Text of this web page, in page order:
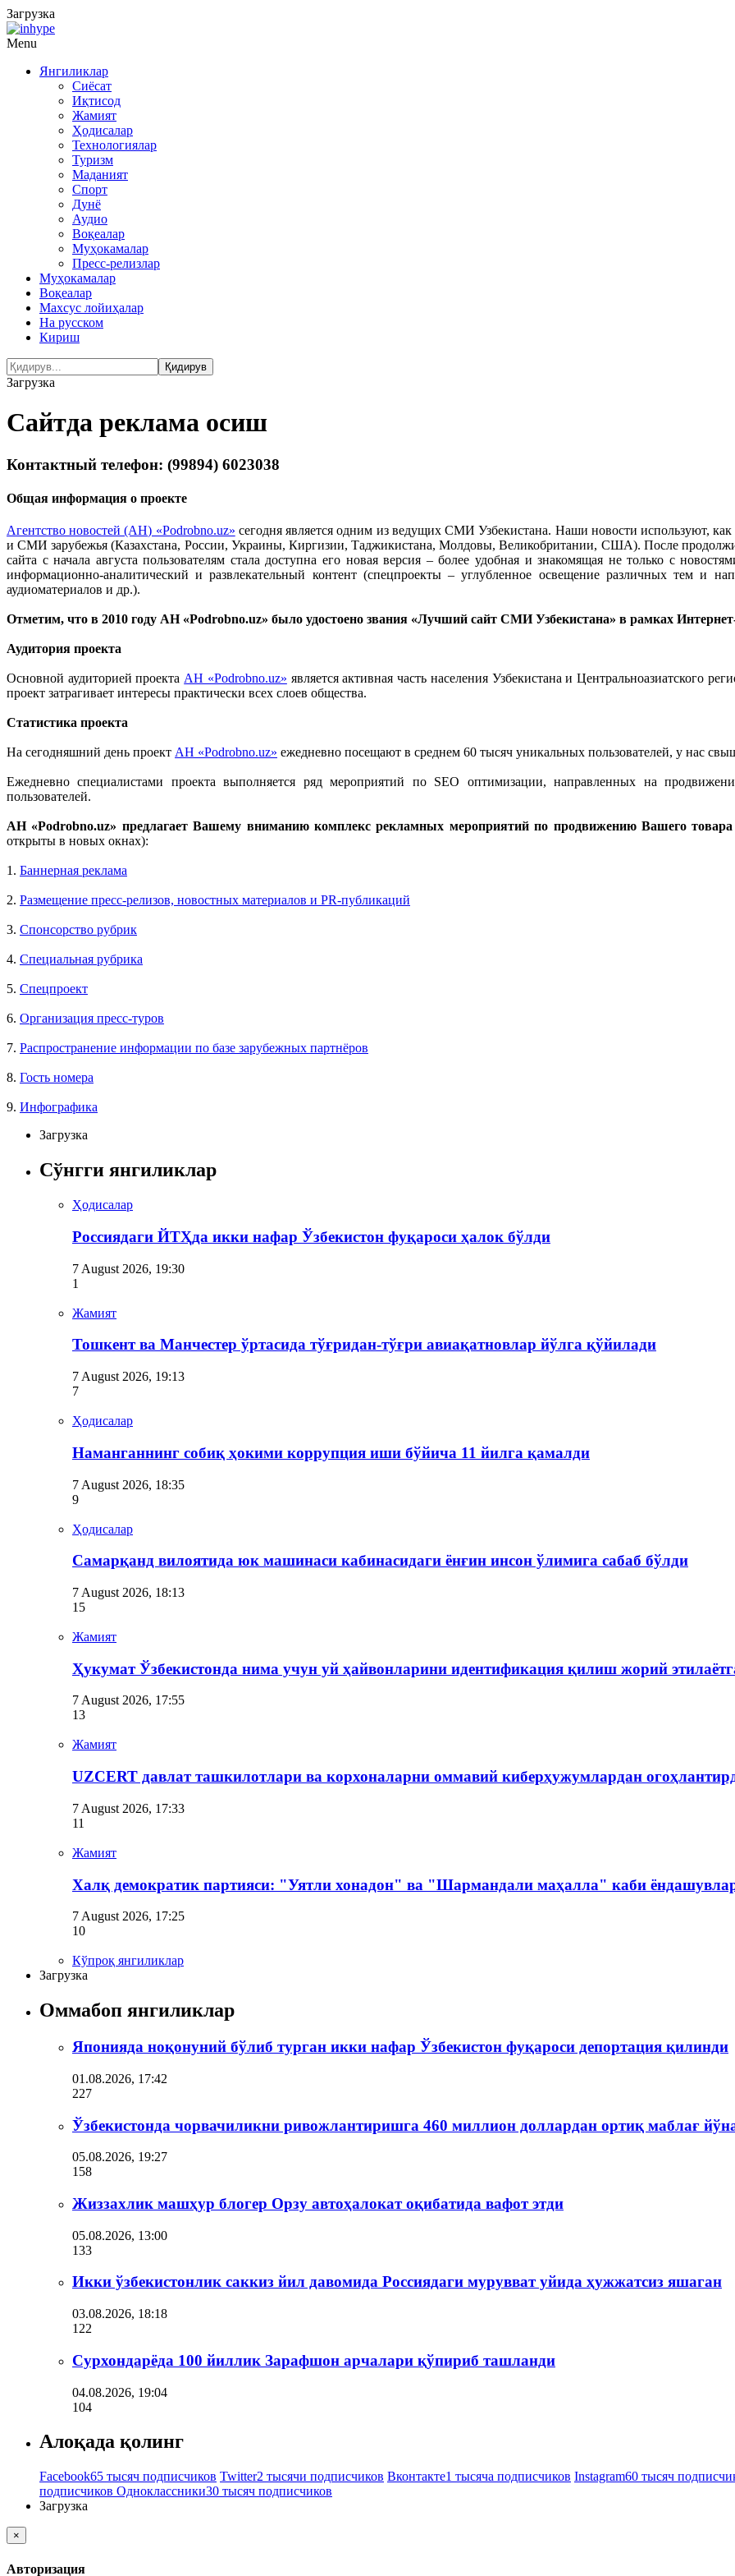
Загрузка
Menu
Янгиликлар
Сиёсат
Иқтисод
Жамият
Ҳодисалар
Технологиялар
Туризм
Маданият
Спорт
Дунё
Аудио
Воқеалар
Муҳокамалар
Пресс-релизлар
Муҳокамалар
Воқеалар
Махсус лойиҳалар
На русском
Кириш
Загрузка
Сайтда реклама осиш
Контактный телефон: (99894) 6023038
Общая информация о проекте
Агентство новостей (АН) «Podrobno.uz» сегодня является одним из ведущих СМИ Узбекистана. Наши новости используют,
и СМИ зарубежья (Казахстана, России, Украины, Киргизии, Таджикистана, Молдовы, Великобритании, США). После
сайта с начала августа пользователям стала доступна его новая версия – более удобная и знакомящая не только с
информационно-аналитический и развлекательный контент (спецпроекты – углубленное освещение различных тем и
аудиоматериалов и др.).
Отметим, что в 2010 году АН «Podrobno.uz» было удостоено звания «Лучший сайт СМИ Узбекистана» в рамках
Аудитория проекта
Основной аудиторией проектаАН «Podrobno.uz» является активная часть населения Узбекистана и Центральноазиатского
проект затрагивает интересы практически всех слоев общества.
Статистика проекта
На сегодняшний день проект АН «Podrobno.uz» ежедневно посещают в среднем 60 тысяч уникальных пользователей, у нас
Ежедневно специалистами проекта выполняется ряд мероприятий по SEO оптимизации, направленных на
пользователей.
АН «Podrobno.uz» предлагает Вашему вниманию комплекс рекламных мероприятий по продвижению Вашего товара
открыты в новых окнах):
1. Баннерная реклама
2. Размещение пресс-релизов, новостных материалов и PR-публикаций
3. Спонсорство рубрик
4. Специальная рубрика
5. Спецпроект
6. Организация пресс-туров
7. Распространение информации по базе зарубежных партнёров
8. Гость номера
9. Инфографика
Загрузка
Сўнгги янгиликлар
Ҳодисалар
Россиядаги ЙТҲда икки нафар Ўзбекистон фуқароси ҳалок бўлди
7 August 2026, 19:30
1
Жамият
Тошкент ва Манчестер ўртасида тўғридан-тўғри авиақатновлар йўлга қўйилади
7 August 2026, 19:13
7
Ҳодисалар
Наманганнинг собиқ ҳокими коррупция иши бўйича 11 йилга қамалди
7 August 2026, 18:35
9
Ҳодисалар
Самарқанд вилоятида юк машинаси кабинасидаги ёнғин инсон ўлимига сабаб бўлди
7 August 2026, 18:13
15
Жамият
Ҳукумат Ўзбекистонда нима учун уй ҳайвонларини идентификация қилиш жорий
7 August 2026, 17:55
13
Жамият
UZCERT давлат ташкилотлари ва корхоналарни оммавий киберҳужумлардан
7 August 2026, 17:33
11
Жамият
Халқ демократик партияси: "Уятли хонадон" ва "Шармандали маҳалла" каби ёндашувлар
7 August 2026, 17:25
10
Кўпроқ янгиликлар
Загрузка
Оммабоп янгиликлар
Японияда ноқонуний бўлиб турган икки нафар Ўзбекистон фуқароси депортация қилинди
01.08.2026, 17:42
227
Ўзбекистонда чорвачиликни ривожлантиришга 460 миллион доллардан ортиқ маблағ
05.08.2026, 19:27
158
Жиззахлик машҳур блогер Орзу автоҳалокат оқибатида вафот этди
05.08.2026, 13:00
133
Икки ўзбекистонлик саккиз йил давомида Россиядаги мурувват уйида ҳужжатсиз яшаган
03.08.2026, 18:18
122
Сурхондарёда 100 йиллик Зарафшон арчалари қўпириб ташланди
04.08.2026, 19:04
104
Алоқада қолинг
Facebook65 тысяч подписчиков Twitter2 тысячи подписчиков Вконтакте1 тысяча подписчиков Instagram60 тысяч
подписчиков Одноклассники30 тысяч подписчиков
Загрузка
×
Авторизация